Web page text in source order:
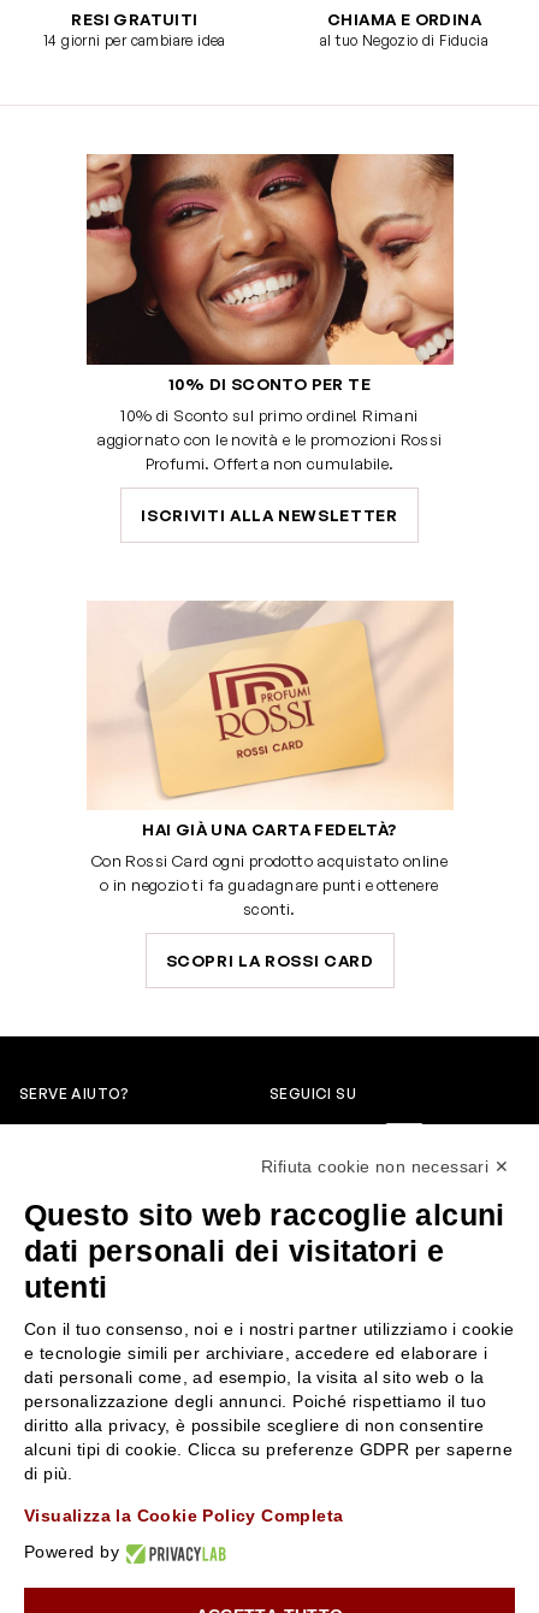
RESI GRATUITI
14 giorni per cambiare idea
CHIAMA E ORDINA
al tuo Negozio di Fiducia
10% DI SCONTO PER TE
10% di Sconto sul primo ordine! Rimani
aggiornato con le novità e le promozioni Rossi
Profumi. Offerta non cumulabile.
ISCRIVITI ALLA NEWSLETTER
HAI GIÀ UNA CARTA FEDELTÀ?
Con Rossi Card ogni prodotto acquistato online
o in negozio ti fa guadagnare punti e ottenere
sconti.
SCOPRI LA ROSSI CARD
SERVE AIUTO?
servizioclienti@rossiprofumi.it
SEGUICI SU
SERVIZIO CLIENTI
Resi e rimborsi
Pagamenti
Spedizione
Condizioni generali di vendita
Privacy Policy
Chi siamo
Contattaci
Negozi
Attiva la Rossi Card
Lavora con noi
Rifiuta cookie non necessari ✕
Questo sito web raccoglie alcuni
dati personali dei visitatori e
utenti
Con il tuo consenso, noi e i nostri partner utilizziamo i cookie
e tecnologie simili per archiviare, accedere ed elaborare i
dati personali come, ad esempio, la visita al sito web o la
personalizzazione degli annunci. Poiché rispettiamo il tuo
diritto alla privacy, è possibile scegliere di non consentire
alcuni tipi di cookie. Clicca su preferenze GDPR per saperne
di più.
Visualizza la Cookie Policy Completa
Powered by